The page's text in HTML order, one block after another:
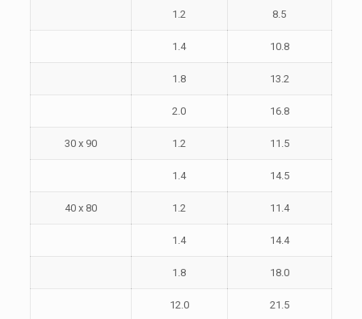
1.2 8.5
1.4 10.8
1.8 13.2
2.0 16.8
30 x 90 1.2 11.5
1.4 14.5
40 x 80 1.2 11.4
1.4 14.4
1.8 18.0
12.0 21.5